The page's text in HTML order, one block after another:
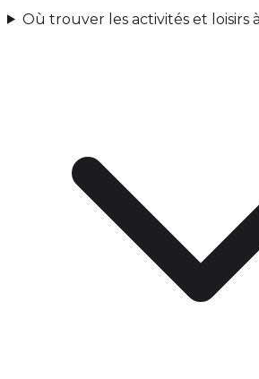
Où trouver les activités et loisirs